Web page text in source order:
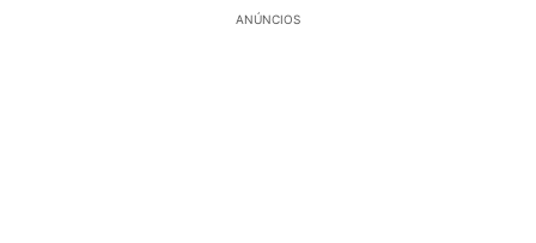
ANÚNCIOS